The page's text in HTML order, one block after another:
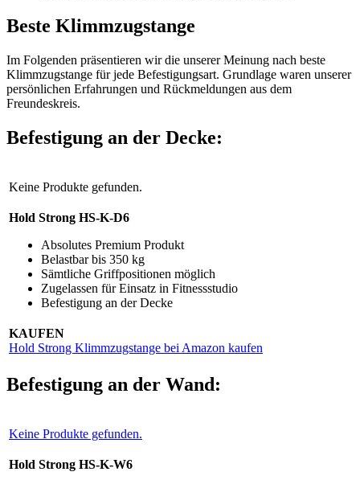
Beste Klimmzugstange
Im Folgenden präsentieren wir die unserer Meinung nach beste
Klimmzugstange für jede Befestigungsart. Grundlage waren unserer
persönlichen Erfahrungen und Rückmeldungen aus dem
Freundeskreis.
Befestigung an der Decke:
Keine Produkte gefunden.
Hold Strong HS-K-D6
Absolutes Premium Produkt
Belastbar bis 350 kg
Sämtliche Griffpositionen möglich
Zugelassen für Einsatz in Fitnessstudio
Befestigung an der Decke
KAUFEN
Hold Strong Klimmzugstange bei Amazon kaufen
Befestigung an der Wand:
Keine Produkte gefunden.
Hold Strong HS-K-W6